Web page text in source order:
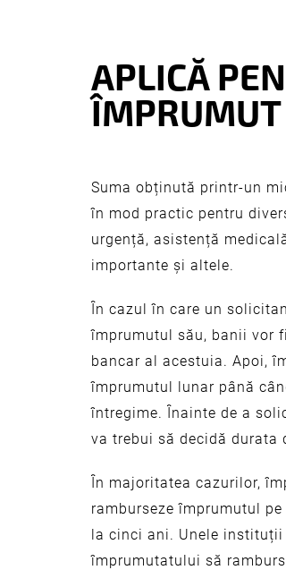
APLICĂ
Suma obținută printr-un
în mod practic pentru
urgență, asistență
importante și altele.
În cazul în care un
împrumutul său, banii vor
bancar al acestuia. Apoi,
împrumutul lunar până
întregime. Înainte de a
va trebui să decidă durata
În majoritatea cazurilor,
ramburseze împrumutul
la cinci ani. Unele instituții
împrumutatului să